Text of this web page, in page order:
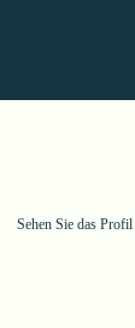
Sehen Sie das Profil